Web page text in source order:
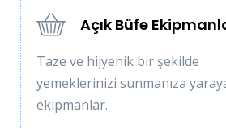
Açık Büfe
Taze ve hijyenik bir şekilde
yemeklerinizi sunmanıza
ekipmanlar.